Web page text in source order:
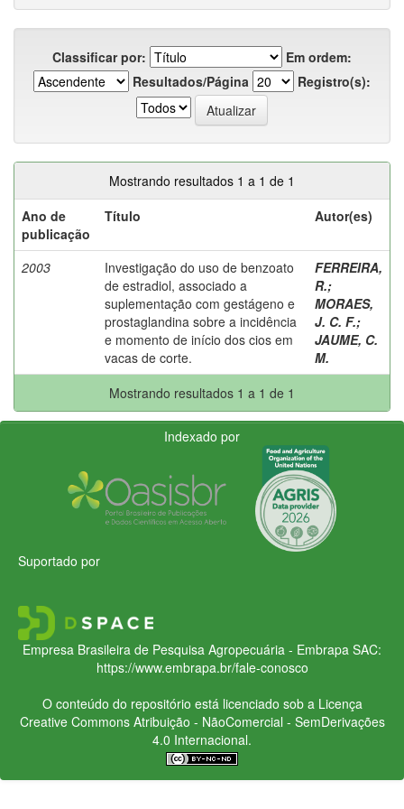
Classificar por:
Em ordem:
Resultados/Página
Registro(s):
Mostrando resultados 1 a 1 de 1
Ano de
publicação
Título Autor(es)
2003
Investigação do uso de benzoato
de estradiol, associado a
suplementação com gestágeno e
prostaglandina sobre a incidência
e momento de início dos cios em
vacas de corte.
FERREIRA,
R.;
MORAES,
J. C. F.;
JAUME, C.
M.
Mostrando resultados 1 a 1 de 1
Indexado por
Suportado por
Empresa Brasileira de Pesquisa Agropecuária - Embrapa SAC:
https://www.embrapa.br/fale-conosco
O conteúdo do repositório está licenciado sob a Licença
Creative CommonsAtribuição - NãoComercial - SemDerivações
4.0 Internacional.